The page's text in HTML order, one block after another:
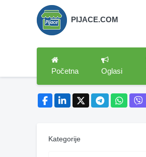
PIJACE.COM
Početna Oglasi
Kategorije